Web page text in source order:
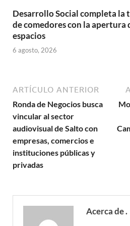
Desarrollo Social completa la
de comedores con la apertura
espacios
6 agosto, 2026
ARTÍCULO ANTERIOR
Ronda de Negocios busca
vincular al sector
audiovisual de Salto con
empresas, comercios e
instituciones públicas y
privadas
Acerca de .